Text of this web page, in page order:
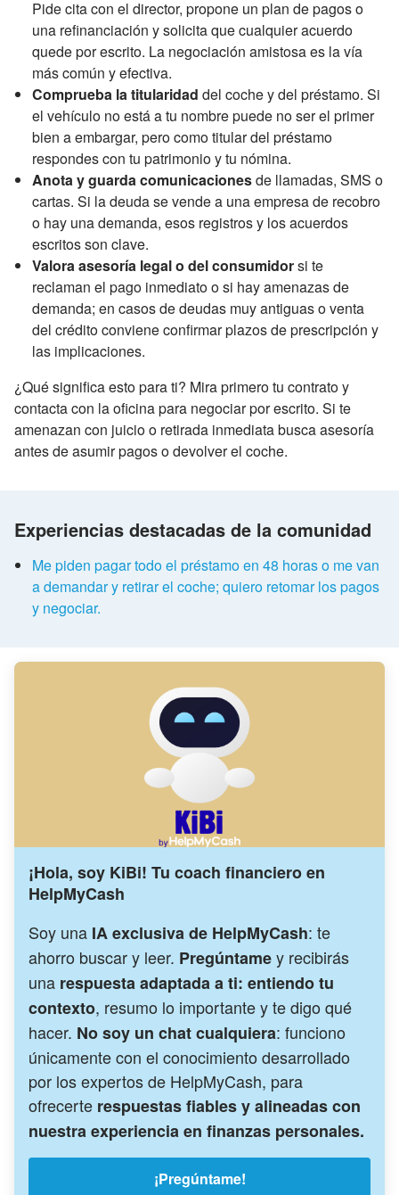
Pide cita con el director, propone un plan de pagos o
una refinanciación y solicita que cualquier acuerdo
quede por escrito. La negociación amistosa es la vía
más común y efectiva.
Comprueba la titularidad del coche y del préstamo. Si
el vehículo no está a tu nombre puede no ser el primer
bien a embargar, pero como titular del préstamo
respondes con tu patrimonio y tu nómina.
Anota y guarda comunicacionesde llamadas, SMS o
cartas. Si la deuda se vende a una empresa de recobro
o hay una demanda, esos registros y los acuerdos
escritos son clave.
Valora asesoría legal o del consumidorsi te
reclaman el pago inmediato o si hay amenazas de
demanda; en casos de deudas muy antiguas o venta
del crédito conviene confirmar plazos de prescripción y
las implicaciones.
¿Qué significa esto para ti? Mira primero tu contrato y
contacta con la oficina para negociar por escrito. Si te
amenazan con juicio o retirada inmediata busca asesoría
antes de asumir pagos o devolver el coche.
Experiencias destacadas de la comunidad
Me piden pagar todo el préstamo en 48 horas o me van
a demandar y retirar el coche; quiero retomar los pagos
y negociar.
¡Hola, soy KiBi! Tu coach financiero en
HelpMyCash
Soy una IA exclusiva de HelpMyCash: te
ahorro buscar y leer. Pregúntamey recibirás
una respuesta adaptada a ti: entiendo tu
contexto, resumo lo importante y te digo qué
hacer. No soy un chat cualquiera: funciono
únicamente con el conocimiento desarrollado
por los expertos de HelpMyCash, para
ofrecerte respuestas fiables y alineadas con
nuestra experiencia en finanzas personales.
¡Pregúntame!